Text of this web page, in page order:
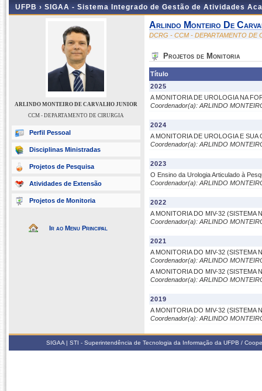
UFPB › SIGAA - Sistema Integrado de Gestão de Atividades
ARLINDO MONTEIRO DE CARVALHO JUNIOR
CCM - DEPARTAMENTO DE CIRURGIA
Perfil Pessoal
Disciplinas Ministradas
Projetos de Pesquisa
Atividades de Extensão
Projetos de Monitoria
Ir ao Menu Principal
Arlindo Monteiro De
DCRG - CCM - DEPARTAMENTO DE
Projetos de Monitoria
Título
2025
A MONITORIA DE UROLOGIA NA
Coordenador(a): ARLINDO
2024
A MONITORIA DE UROLOGIA E SUA
Coordenador(a): ARLINDO
2023
O Ensino da Urologia Articulado à
Coordenador(a): ARLINDO
2022
A MONITORIA DO MIV-32 (SISTEMA
Coordenador(a): ARLINDO
2021
A MONITORIA DO MIV-32 (SISTEMA
Coordenador(a): ARLINDO
A MONITORIA DO MIV-32 (SISTEMA
Coordenador(a): ARLINDO
2019
A MONITORIA DO MIV-32 (SISTEMA
Coordenador(a): ARLINDO
SIGAA | STI - Superintendência de Tecnologia da Informação da UFPB /